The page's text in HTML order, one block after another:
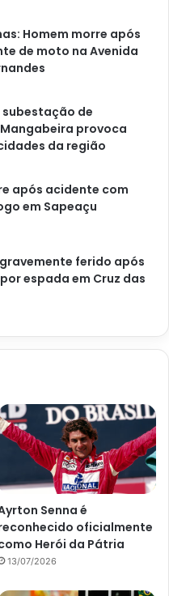
Homem morre após
de moto na Avenida
de
provoca
da região
após acidente com
em Sapeaçu
ferido após
espada em Cruz das
Senna é
oficialmente
Herói da Pátria
13/07/2026